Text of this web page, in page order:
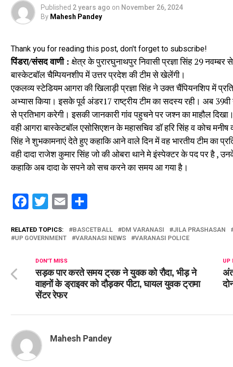
Published 2 years ago on November 26, 2024
By Mahesh Pandey
Thank you for reading this post, don't forget to subscribe!
पिंडरा/संसद वाणी : क्षेत्र के पुरारघुनाथपुर निवासी प्रज्ञा सिंह 29
बास्केटबॉल चैम्पियनशीप में उत्तर प्रदेश की टीम से खेलेंगी।
एकलव्य स्टेडियम आगरा की खिलाड़ी प्रज्ञा सिंह ने उक्त चैंपियनशिप में
अभ्यास किया। इसके पूर्व अंडर17 राष्ट्रीय टीम का सदस्य रही। अब
से प्रतिभाग करेगी। इसकी जानकारी गांव पहुचने पर जश्न का माहौल
वही आगरा बास्केटबॉल एसोसिएशन के महासचिव डॉ हरि सिंह व कोच
सिंह ने शुभकामनाएं देते हुए कहाकि आने वाले दिन में वह भारतीय टीम का
वही दादा राजेश कुमार सिंह जो की ओबरा थाने मे इंस्पेक्टर के पद पर है ,
कहाकि अब दादा के सपने को सच करने का समय आ गया है।
Facebook
Twitter
Email
RELATED TOPICS: BASCETBALL DM VARANASI JILA PRASHASAN
UP GOVERNMENT
VARANASI NEWS VARANASI POLICE
UP
DON'T MISS
सड़क पार करते समय ट्रक ने युवक को रौदा, भीड़ ने
वाहनों के ड्राइवर को दौड़कर पीटा, घायल युवक ट्रामा
सेंटर रेफर
Mahesh Pandey